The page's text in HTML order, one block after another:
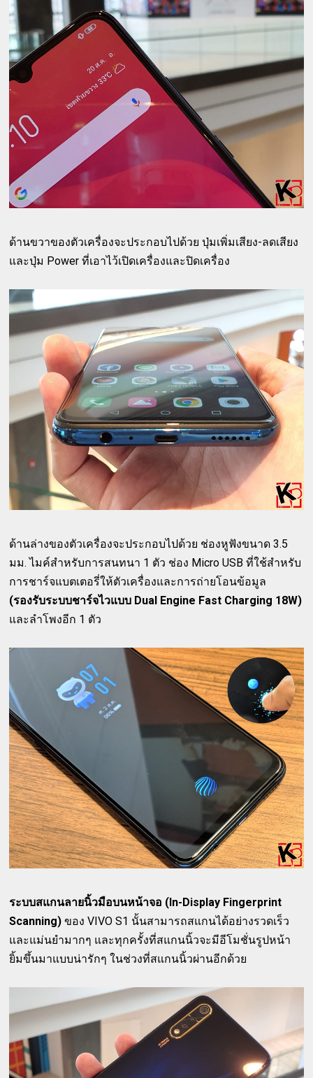
ด้านขวาของตัวเครื่องจะประกอบไปด้วย ปุ่มเพิ่มเสียง-ลดเสียง
และปุ่ม Power ที่เอาไว้เปิดเครื่องและปิดเครื่อง
ด้านล่างของตัวเครื่องจะประกอบไปด้วย ช่องหูฟังขนาด 3.5
มม. ไมค์สำหรับการสนทนา 1 ตัว ช่อง Micro USB ที่ใช้สำหรับ
การชาร์จแบตเตอรี่ให้ตัวเครื่องและการถ่ายโอนข้อมูล
(รองรับระบบชาร์จไวแบบ Dual Engine Fast Charging 18W)
และลำโพงอีก 1 ตัว
ระบบสแกนลายนิ้วมือบนหน้าจอ (In-Display Fingerprint
Scanning)ของ VIVO S1 นั้นสามารถสแกนได้อย่างรวดเร็ว
และแม่นยำมากๆ และทุกครั้งที่สแกนนิ้วจะมีอีโมชั่นรูปหน้า
ยิ้มขึ้นมาแบบน่ารักๆ ในช่วงที่สแกนนิ้วผ่านอีกด้วย